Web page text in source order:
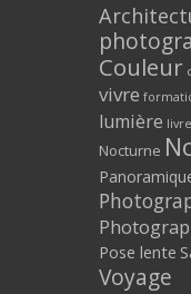
Couleur
vivre
lumière livre
Nocturne
Pose lente
Voyage